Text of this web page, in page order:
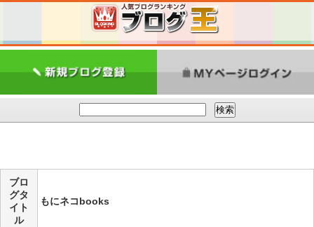
ブロ
グタ
イト
ル
もにネコbooks